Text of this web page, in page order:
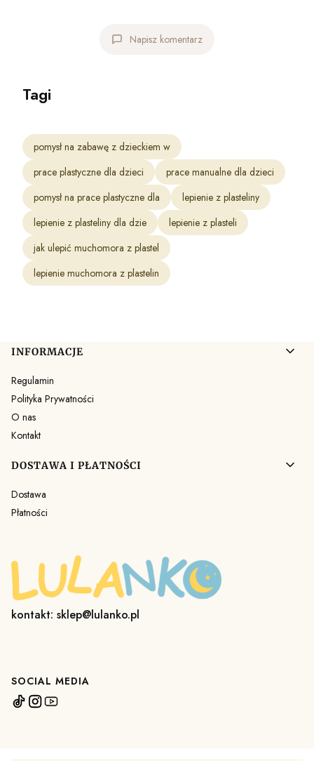
Napisz komentarz
Tagi
pomysł na zabawę z dzieckiem w
prace plastyczne dla dzieci
prace manualne dla dzieci
pomysł na prace plastyczne dla
lepienie z plasteliny
lepienie z plasteliny dla dzie
lepienie z plasteli
jak ulepić muchomora z plastel
lepienie muchomora z plastelin
Linki w stopce
INFORMACJE
Regulamin
Polityka Prywatności
O nas
Kontakt
DOSTAWA I PŁATNOŚCI
Dostawa
Płatności
kontakt: sklep@lulanko.pl
SOCIAL MEDIA